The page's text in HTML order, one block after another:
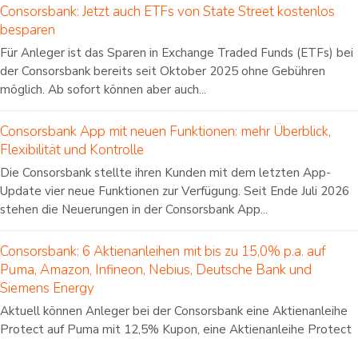
Consorsbank: Jetzt auch ETFs von State Street kostenlos
besparen
Für Anleger ist das Sparen in Exchange Traded Funds (ETFs) bei
der Consorsbank bereits seit Oktober 2025 ohne Gebühren
möglich. Ab sofort können aber auch...
Consorsbank App mit neuen Funktionen: mehr Überblick,
Flexibilität und Kontrolle
Die Consorsbank stellte ihren Kunden mit dem letzten App-
Update vier neue Funktionen zur Verfügung. Seit Ende Juli 2026
stehen die Neuerungen in der Consorsbank App...
Consorsbank: 6 Aktienanleihen mit bis zu 15,0% p.a. auf
Puma, Amazon, Infineon, Nebius, Deutsche Bank und
Siemens Energy
Aktuell können Anleger bei der Consorsbank eine Aktienanleihe
Protect auf Puma mit 12,5% Kupon, eine Aktienanleihe Protect